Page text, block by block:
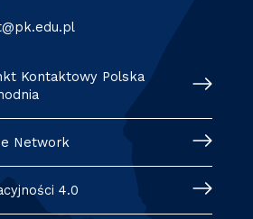
Kontaktowy Polska
Network
4.0